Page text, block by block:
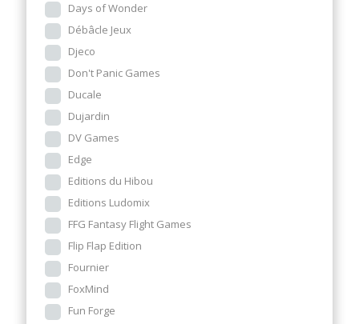
Days of Wonder
Débâcle Jeux
Djeco
Don't Panic Games
Ducale
Dujardin
DV Games
Edge
Editions du Hibou
Editions Ludomix
FFG Fantasy Flight Games
Flip Flap Edition
Fournier
FoxMind
Fun Forge